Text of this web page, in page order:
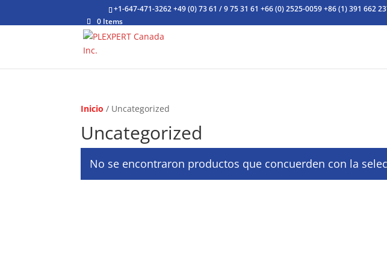
+1-647-471-3262 +49 (0) 73 61 / 9 75 31 61 +66 (0) 2525-0059 +86 (1) 391 662
0 Items
Inicio / Uncategorized
Uncategorized
No se encontraron productos que concuerden con la